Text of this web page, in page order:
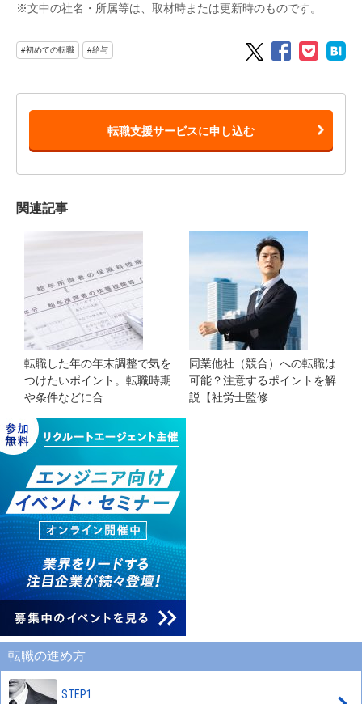
※文中の社名・所属等は、取材時または更新時のものです。
#初めての転職 #給与
転職支援サービスに申し込む
関連記事
転職した年の年末調整で気を
つけたいポイント。転職時期
や条件などに合…
同業他社（競合）への転職は
可能？注意するポイントを解
説【社労士監修…
転職の進め方
STEP1